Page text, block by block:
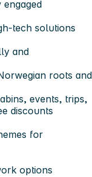
tech solutions
and
roots and
events, trips,
discounts
for
options